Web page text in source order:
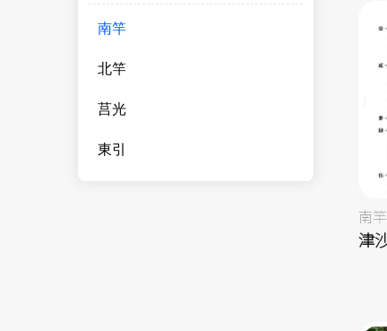
南竿
北竿
莒光
東引
南竿
津